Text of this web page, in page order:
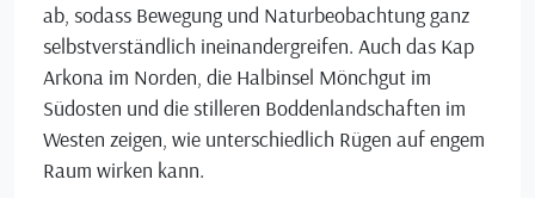
ab, sodass Bewegung und Naturbeobachtung ganz
selbstverständlich ineinandergreifen. Auch das Kap
Arkona im Norden, die Halbinsel Mönchgut im
Südosten und die stilleren Boddenlandschaften im
Westen zeigen, wie unterschiedlich Rügen auf engem
Raum wirken kann.